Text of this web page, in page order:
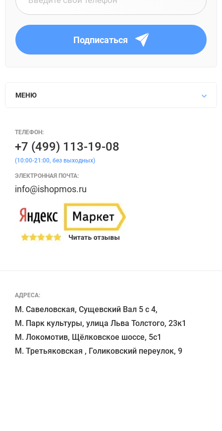
Подписаться
МЕНЮ
АДРЕСА:
М. Савеловская, Сущевский Вал 5 с 4,
М. Парк культуры, улица Льва Толстого, 23к1
М. Локомотив, Щёлковское шоссе, 5с1
ТЕЛЕФОН:
+7 (499) 113-19-08
(10:00-21:00, без выходных)
ЭЛЕКТРОННАЯ ПОЧТА:
info@ishopmos.ru